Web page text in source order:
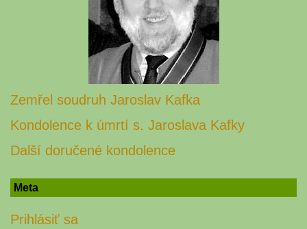
Zemřel soudruh Jaroslav Kafka
Kondolence k úmrtí s. Jaroslava Kafky
Další doručené kondolence
Meta
Prihlásiť sa